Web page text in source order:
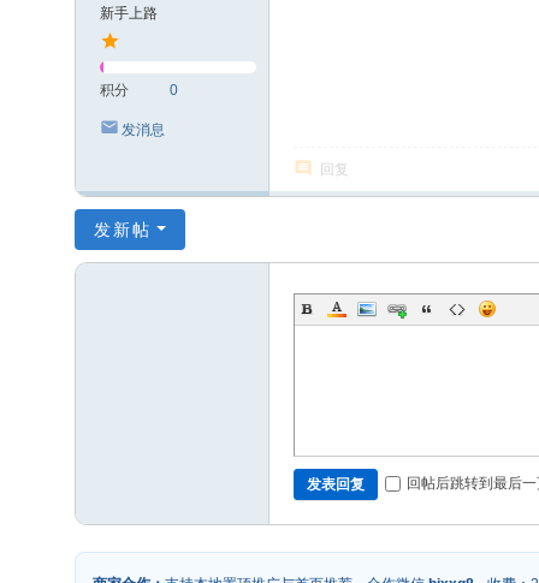
新手上路
积分 0
发消息
回复
发新帖
发表回复 回帖后跳转到最后